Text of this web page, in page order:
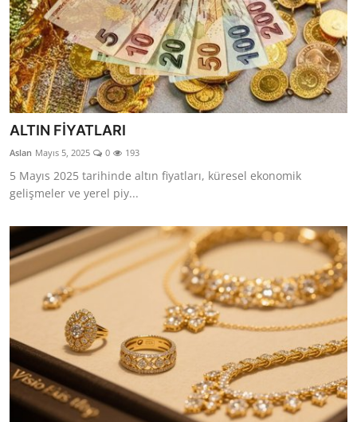
ALTIN FİYATLARI
Aslan Mayıs 5, 2025 0 193
5 Mayıs 2025 tarihinde altın fiyatları, küresel ekonomik
gelişmeler ve yerel piy...